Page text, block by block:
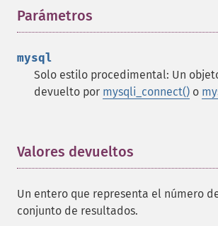
Parámetros
mysql
Solo estilo procedimental: Un
devuelto por mysqli_connect() o
Valores devueltos
Un entero que representa el número
conjunto de resultados.